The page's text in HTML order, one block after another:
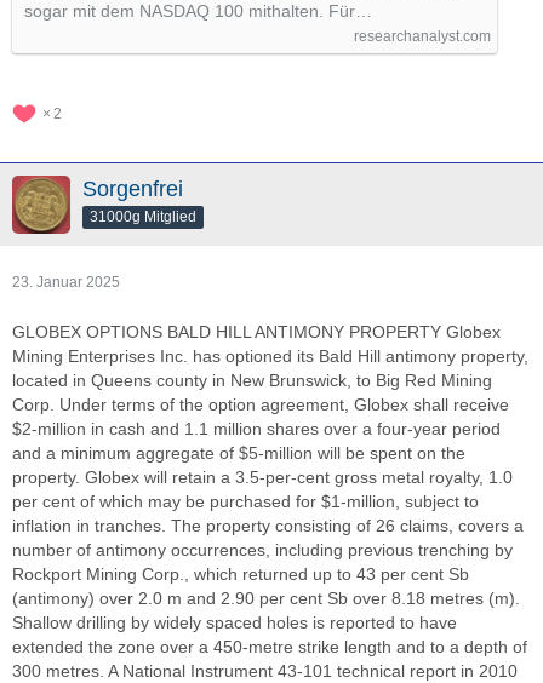
sogar mit dem NASDAQ 100 mithalten. Für…
researchanalyst.com
2
Sorgenfrei
31000g Mitglied
23. Januar 2025
GLOBEX OPTIONS BALD HILL ANTIMONY PROPERTY Globex
Mining Enterprises Inc. has optioned its Bald Hill antimony property,
located in Queens county in New Brunswick, to Big Red Mining
Corp. Under terms of the option agreement, Globex shall receive
$2-million in cash and 1.1 million shares over a four-year period
and a minimum aggregate of $5-million will be spent on the
property. Globex will retain a 3.5-per-cent gross metal royalty, 1.0
per cent of which may be purchased for $1-million, subject to
inflation in tranches. The property consisting of 26 claims, covers a
number of antimony occurrences, including previous trenching by
Rockport Mining Corp., which returned up to 43 per cent Sb
(antimony) over 2.0 m and 2.90 per cent Sb over 8.18 metres (m).
Shallow drilling by widely spaced holes is reported to have
extended the zone over a 450-metre strike length and to a depth of
300 metres. A National Instrument 43-101 technical report in 2010